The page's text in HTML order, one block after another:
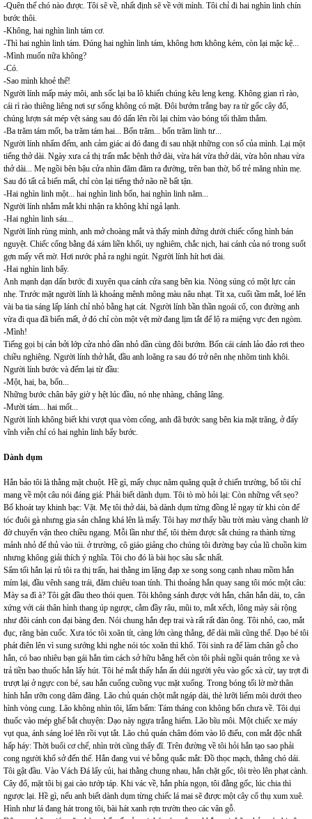
-Quên thế chó nào được. Tôi sẽ về, nhất định sẽ về với mình. Tôi chỉ đi hai nghìn linh chín
bước thôi.
-Không, hai nghìn linh tám cơ.
-Thì hai nghìn linh tám. Đúng hai nghìn linh tám, không hơn không kém, còn lại mặc kệ...
-Mình muốn nữa không?
-Có.
-Sao mình khoẻ thế!
Người lính mấp máy môi, anh sốc lại ba lô khiến chúng kêu leng keng. Không gian rì rào,
cái rì rào thiêng liêng nơi sự sống không có mặt. Đôi bướm trắng bay ra từ gốc cây đổ,
chúng lượn sát mép vệt sáng sau đó dấn lên rồi lại chìm vào bóng tối thăm thẳm.
-Ba trăm tám mốt, ba trăm tám hai... Bốn trăm... bốn trăm linh tư...
Người lính nhẩm đếm, anh cảm giác ai đó đang đi sau nhặt những con số của mình. Lại một
tiếng thở dài. Ngày xưa cả thị trấn mắc bệnh thở dài, vừa hát vừa thở dài, vừa hôn nhau vừa
thở dài... Mẹ ngồi bên bậu cửa nhìn đăm đăm ra đường, trên ban thờ, bố trẻ măng nhìn mẹ.
Sau đó tất cả biến mất, chỉ còn lại tiếng thở não nề bất tận.
-Hai nghìn linh một... hai nghìn linh bốn, hai nghìn linh năm...
Người lính nhắm mắt khi nhận ra không khí ngả lạnh.
-Hai nghìn linh sáu...
Người lính rùng mình, anh mở choàng mắt và thấy mình đứng dưới chiếc cổng hình bán
nguyệt. Chiếc cổng bằng đá xám liền khối, uy nghiêm, chắc nịch, hai cánh của nó trong suốt
gợn mấy vết mờ. Hơi nước phả ra nghi ngút. Người lính hít hơi dài.
-Hai nghìn linh bẩy.
Anh mạnh dạn dấn bước đi xuyên qua cánh cửa sang bên kia. Nòng súng có một lực cản
nhẹ. Trước mặt người lính là khoảng mênh mông màu nâu nhạt. Tít xa, cuối tầm mắt, loé lên
vài ba tia sáng lấp lánh chỉ nhỏ bằng hạt cát. Người lính bần thần ngoái cổ, con đường anh
vừa đi qua đã biến mất, ở đó chỉ còn một vệt mờ đang lịm tắt để lộ ra miệng vực đen ngòm.
-Mình!
Tiếng gọi bị cản bởi lớp cửa nhỏ dần nhỏ dần cùng đôi bướm. Bốn cái cánh lảo đảo rơi theo
chiều nghiêng. Người lính thở hắt, đầu anh loãng ra sau đó trở nên nhẹ nhõm tinh khôi.
Người lính bước và đếm lại từ đầu:
-Một, hai, ba, bốn...
Những bước chân bây giờ y hệt lúc đầu, nó nhẹ nhàng, châng lâng.
-Mười tám... hai mốt...
Người lính không biết khi vượt qua vòm cổng, anh đã bước sang bên kia mặt trăng, ở đấy
vĩnh viễn chỉ có hai nghìn linh bẩy bước.
Dành dụm
Hắn bảo tôi là thằng mặt chuột. Hề gì, mấy chục năm quăng quật ở chiến trường, bố tôi chỉ
mang về một câu nói đáng giá: Phải biết dành dụm. Tôi tò mò hỏi lại: Còn những vết sẹo?
Bố khoát tay khinh bạc: Vặt. Mẹ tôi thở dài, bà dành dụm từng đồng lẻ ngay từ khi còn để
tóc đuôi gà nhưng gia sản chẳng khá lên là mấy. Tôi hay mơ thấy bầu trời màu vàng chanh lờ
đờ chuyển vận theo chiều ngang. Mỗi lần như thế, tôi thèm được sắt chúng ra thành từng
mảnh nhỏ để thủ vào túi. ở trường, cô giáo giảng cho chúng tôi đường bay của lũ chuồn kim
nhưng không giải thích ý nghĩa. Tôi cho đó là bài học sâu sắc nhất.
Sẩm tối hắn lại rủ tôi ra thị trấn, hai thằng im lặng đạp xe song song cạnh nhau mồm hắn
mím lại, đầu vênh sang trái, đăm chiêu toan tính. Thi thoảng hắn quay sang tôi móc một câu:
Mày sa đì à? Tôi gật đầu theo thói quen. Tôi không sánh được với hắn, chân hắn dài, to, cân
xứng với cái thân hình thang úp ngược, cằm đầy râu, mũi to, mắt xếch, lông mày sải rộng
như đôi cánh con đại bàng đen. Nói chung hắn đẹp trai và rất rất đàn ông. Tôi nhỏ, cao, mắt
đục, răng bàn cuốc. Xưa tóc tôi xoăn tít, càng lớn càng thẳng, để dài mãi cũng thế. Dạo bé tôi
phát điên lên vì sung sướng khi nghe nói tóc xoăn thì khổ. Tôi sinh ra để làm chân gỗ cho
hắn, có bao nhiêu bạn gái hắn tìm cách sở hữu bằng hết còn tôi phải ngồi quán trông xe và
trả tiền bao thuốc hắn lấy hút. Tôi hé mắt thấy hắn ấn dúi người yêu vào gốc xà cừ, tay trợt đi
trượt lại ở ngực con bé, sau hắn cuống cuồng vục mặt xuống. Trong bóng tối lờ mờ thân
hình hắn ưỡn cong dâm đãng. Lão chủ quán chột mắt ngáp dài, thè lưỡi liếm môi dưới theo
hình vòng cung. Lão không nhìn tôi, lẩm bẩm: Tám tháng con không bốn chưa về. Tôi dụi
thuốc vào mép ghế bắt chuyện: Dạo này ngựa trắng hiếm. Lão bĩu môi. Một chiếc xe máy
vụt qua, ánh sáng loé lên rồi vụt tắt. Lão chủ quán châm đóm vào lõ điếu, con mắt độc nhất
hấp háy: Thời buổi cơ chế, nhìn trời cũng thấy đĩ. Trên đường về tôi hỏi hắn tạo sao phải
cong người khổ sở đến thế. Hắn đang vui vẻ bỗng quắc mắt: Đồ thọc mạch, thằng chó dái.
Tôi gật đầu. Vào Vách Đá lấy củi, hai thằng chung nhau, hắn chặt gốc, tôi trèo lên phạt cành.
Cây đổ, mặt tôi bị gai cào tướp táp. Khi vác về, hắn phía ngọn, tôi đằng gốc, lúc chia thì
ngược lại. Hề gì, nếu anh biết dành dụm từng chiếc lá mai sẽ được một cây cổ thụ xum xuê.
Hình như lá đang hát trong tôi, bài hát xanh rợn trườn theo các vân gỗ.